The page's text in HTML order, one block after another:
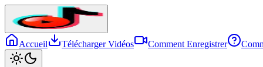
Accueil Télécharger Vidéos Comment Enregistrer